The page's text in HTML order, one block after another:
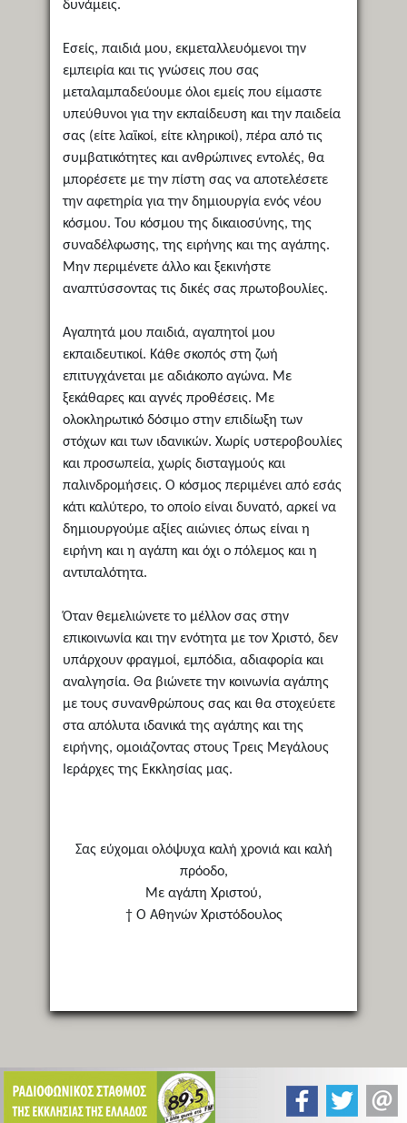
δυνάμεις.
Εσείς, παιδιά μου, εκμεταλλευόμενοι την
εμπειρία και τις γνώσεις που σας
μεταλαμπαδεύουμε όλοι εμείς που είμαστε
υπεύθυνοι για την εκπαίδευση και την παιδεία
σας (είτε λαϊκοί, είτε κληρικοί), πέρα από τις
συμβατικότητες και ανθρώπινες εντολές, θα
μπορέσετε με την πίστη σας να αποτελέσετε
την αφετηρία για την δημιουργία ενός νέου
κόσμου. Του κόσμου της δικαιοσύνης, της
συναδέλφωσης, της ειρήνης και της αγάπης.
Μην περιμένετε άλλο και ξεκινήστε
αναπτύσσοντας τις δικές σας πρωτοβουλίες.
Αγαπητά μου παιδιά, αγαπητοί μου
εκπαιδευτικοί. Κάθε σκοπός στη ζωή
επιτυγχάνεται με αδιάκοπο αγώνα. Με
ξεκάθαρες και αγνές προθέσεις. Με
ολοκληρωτικό δόσιμο στην επιδίωξη των
στόχων και των ιδανικών. Χωρίς υστεροβουλίες
και προσωπεία, χωρίς δισταγμούς και
παλινδρομήσεις. Ο κόσμος περιμένει από εσάς
κάτι καλύτερο, το οποίο είναι δυνατό, αρκεί να
δημιουργούμε αξίες αιώνιες όπως είναι η
ειρήνη και η αγάπη και όχι ο πόλεμος και η
αντιπαλότητα.
Όταν θεμελιώνετε το μέλλον σας στην
επικοινωνία και την ενότητα με τον Χριστό, δεν
υπάρχουν φραγμοί, εμπόδια, αδιαφορία και
αναλγησία. Θα βιώνετε την κοινωνία αγάπης
με τους συνανθρώπους σας και θα στοχεύετε
στα απόλυτα ιδανικά της αγάπης και της
ειρήνης, ομοιάζοντας στους Τρεις Μεγάλους
Ιεράρχες της Εκκλησίας μας.
Σας εύχομαι ολόψυχα καλή χρονιά και καλή
πρόοδο,
Με αγάπη Χριστού,
† Ο Αθηνών Χριστόδουλος